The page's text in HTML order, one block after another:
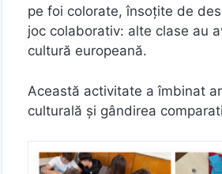
pe foi colorate, însoțite de
joc colaborativ: alte clase au
cultură europeană.
Această activitate a îmbinat
culturală și gândirea